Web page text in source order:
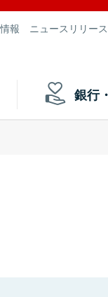
報 ニュースリリース
銀行